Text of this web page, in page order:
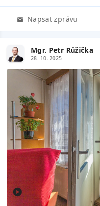
Napsat zprávu
Mgr. Petr Růžička
28. 10. 2025